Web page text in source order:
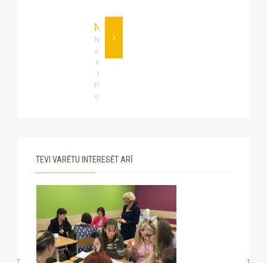
N
e
x
t
P
o
TEVI VARĒTU INTERESĒT ARĪ